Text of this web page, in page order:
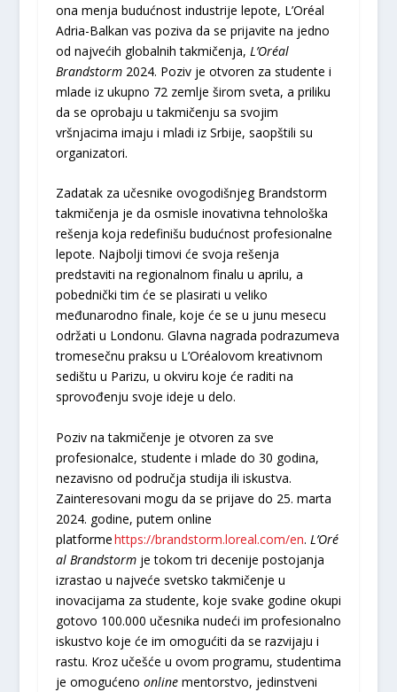
ona menja budućnost industrije lepote, L’Oréal
Adria-Balkan vas poziva da se prijavite na jedno
od najvećih globalnih takmičenja, L’Oréal
Brandstorm2024. Poziv je otvoren za studente i
mlade iz ukupno 72 zemlje širom sveta, a priliku
da se oprobaju u takmičenju sa svojim
vršnjacima imaju i mladi iz Srbije, saopštili su
organizatori.
Zadatak za učesnike ovogodišnjeg Brandstorm
takmičenja je da osmisle inovativna tehnološka
rešenja koja redefinišu budućnost profesionalne
lepote. Najbolji timovi će svoja rešenja
predstaviti na regionalnom finalu u aprilu, a
pobednički tim će se plasirati u veliko
međunarodno finale, koje će se u junu mesecu
održati u Londonu. Glavna nagrada podrazumeva
tromesečnu praksu u L’Oréalovom kreativnom
sedištu u Parizu, u okviru koje će raditi na
sprovođenju svoje ideje u delo.
Poziv na takmičenje je otvoren za sve
profesionalce, studente i mlade do 30 godina,
nezavisno od područja studija ili iskustva.
Zainteresovani mogu da se prijave do 25. marta
2024. godine, putem online
platformehttps://brandstorm.loreal.com/en. L’Oré
al Brandstormje tokom tri decenije postojanja
izrastao u najveće svetsko takmičenje u
inovacijama za studente, koje svake godine okupi
gotovo 100.000 učesnika nudeći im profesionalno
iskustvo koje će im omogućiti da se razvijaju i
rastu. Kroz učešće u ovom programu, studentima
je omogućeno onlinementorstvo, jedinstveni